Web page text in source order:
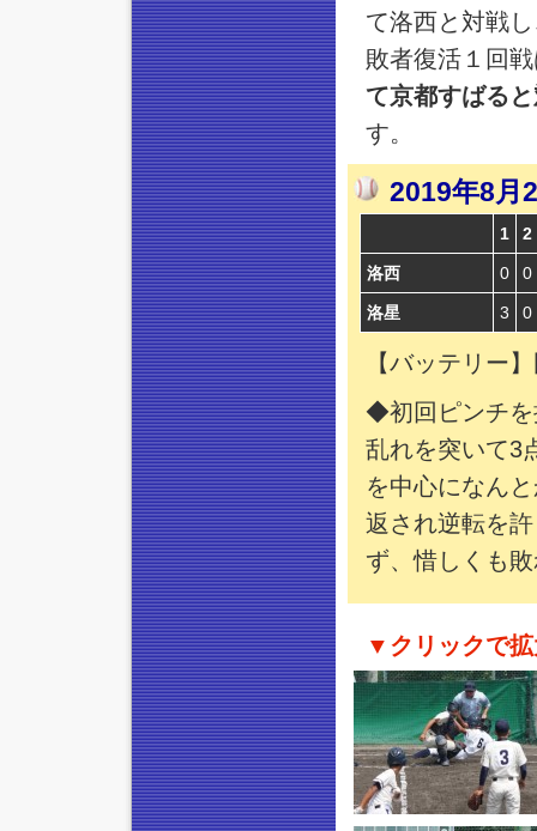
て洛西と対戦
敗者復活１回
て京都すばる
す。
2019年8
1 2
洛西 0 0
洛星 3 0
【バッテリー
◆初回ピンチを
乱れを突いて3
を中心になん
返され逆転を
ず、惜しくも
▼クリックで